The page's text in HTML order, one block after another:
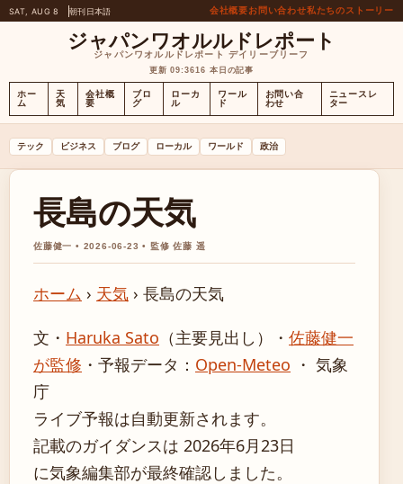
SAT, AUG 8 朝刊日本語 会社概要お問い合わせ私たちのストーリー
ジャパンワオルルドレポート
ジャパンワオルルドレポート デイリーブリーフ
更新 09:3616 本日の記事
ホー
ム
天
気
会社概
要
ブロ
グ
ローカ
ル
ワール
ド
お問い合
わせ
ニュースレ
ター
テック ビジネス ブログ ローカル ワールド 政治
長島の天気
佐藤健一 • 2026-06-23 • 監修 佐藤 遥
ホーム › 天気 › 長島の天気
文・ Haruka Sato （主要見出し） ・ 佐藤健一
が監修 ・ 予報データ： Open-Meteo ・ 気象
庁
ライブ予報は自動更新されます。
記載のガイダンスは 2026年6月23日
に気象編集部が最終確認しました。